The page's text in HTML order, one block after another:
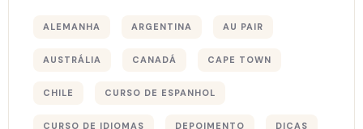
ALEMANHA ARGENTINA AU PAIR
AUSTRÁLIA CANADÁ CAPE TOWN
CHILE CURSO DE ESPANHOL
CURSO DE IDIOMAS DEPOIMENTO DICAS